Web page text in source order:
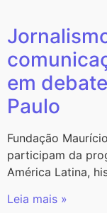
em
Paulo
Fundação
participam da
América Latina,
Leia mais »